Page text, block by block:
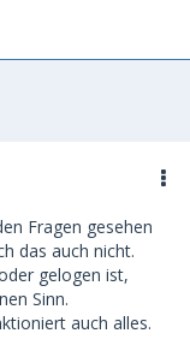
Fragen gesehen
das auch nicht.
gelogen ist,
Sinn.
auch alles.